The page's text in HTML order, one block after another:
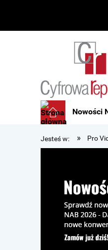
Nowości
Jesteś w: » Pro